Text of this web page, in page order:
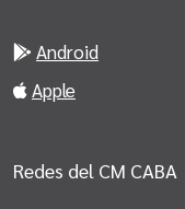
Android
Apple
Redes del CM CABA